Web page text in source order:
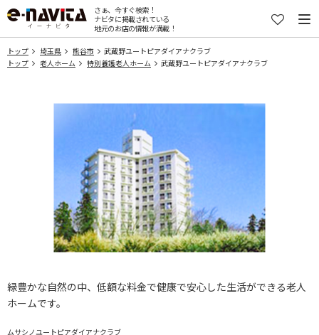
さぁ、今すぐ検索！
ナビタに掲載されている
地元のお店の情報が満載！
トップ 埼玉県 熊谷市
武蔵野ユートピアダイアナクラブ
トップ
老人ホーム 特別養護老人ホーム 武蔵野ユートピアダイアナクラブ
ムサシノユートピアダイアナクラブ
緑豊かな自然の中、低額な料金で健康で安心した生活ができる老人
ホームです。